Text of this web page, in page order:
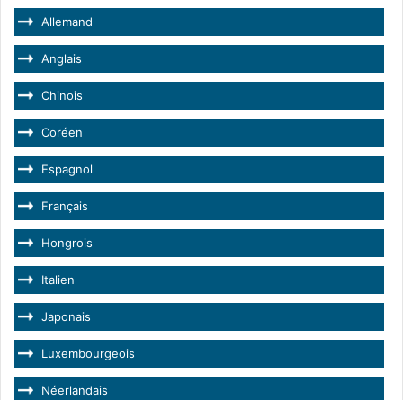
Allemand
Anglais
Chinois
Coréen
Espagnol
Français
Hongrois
Italien
Japonais
Luxembourgeois
Néerlandais